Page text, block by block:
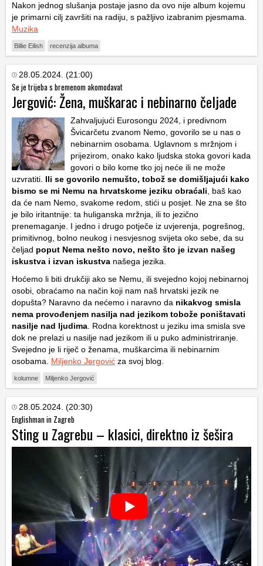
Nakon jednog slušanja postaje jasno da ovo nije album kojemu
je primarni cilj završiti na radiju, s pažljivo izabranim pjesmama.
Muzika
Billie Eilish recenzija albuma
28.05.2024. (21:00)
Se je trijeba s bremenom akomodavat
Jergović: Žena, muškarac i nebinarno čeljade
Zahvaljujući Eurosongu 2024, i predivnom
Švicarčetu zvanom Nemo, govorilo se u nas o
nebinarnim osobama. Uglavnom s mržnjom i
prijezirom, onako kako ljudska stoka govori kada
govori o bilo kome tko joj neće ili ne može
uzvratiti. Ili se govorilo nemušto, tobož se domišljajući kako
bismo se mi Nemu na hrvatskome jeziku obraćali , baš kao
da će nam Nemo, svakome redom, stići u posjet. Ne zna se što
je bilo iritantnije: ta huliganska mržnja, ili to jezično
prenemaganje. I jedno i drugo potječe iz uvjerenja, pogrešnog,
primitivnog, bolno neukog i nesvjesnog svijeta oko sebe, da su
čeljad poput Nema nešto novo, nešto što je izvan našeg
iskustva i izvan iskustva našega jezika.
Hoćemo li biti drukčiji ako se Nemu, ili svejedno kojoj nebinarnoj
osobi, obraćamo na način koji nam naš hrvatski jezik ne
dopušta? Naravno da nećemo i naravno da nikakvog smisla
nema provođenjem nasilja nad jezikom tobože poništavati
nasilje nad ljudima . Rodna korektnost u jeziku ima smisla sve
dok ne prelazi u nasilje nad jezikom ili u puko administriranje.
Svejedno je li riječ o ženama, muškarcima ili nebinarnim
osobama. Miljenko Jergović za svoj blog.
kolumne Miljenko Jergović
28.05.2024. (20:30)
Englishman in Zagreb
Sting u Zagrebu – klasici, direktno iz šešira